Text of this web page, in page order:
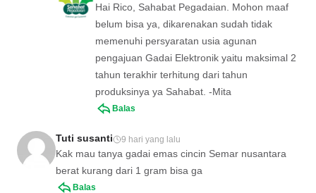
Hai Rico, Sahabat Pegadaian. Mohon maaf
belum bisa ya, dikarenakan sudah tidak
memenuhi persyaratan usia agunan
pengajuan Gadai Elektronik yaitu maksimal 2
tahun terakhir terhitung dari tahun
produksinya ya Sahabat. -Mita
Balas
Tuti susanti 9 hari yang lalu
Kak mau tanya gadai emas cincin Semar nusantara
berat kurang dari 1 gram bisa ga
Balas